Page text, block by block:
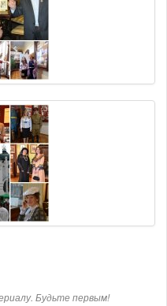
Будьте первым!